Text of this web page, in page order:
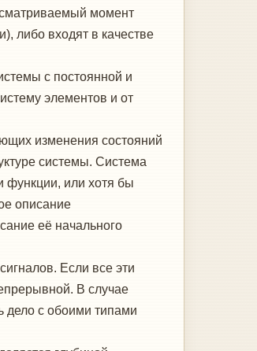
момент
либо входят в качестве
с постоянной и
элементов и от
изменения состояний
системы. Система
функции, или хотя бы
описание
её начального
Если все эти
В случае
дело с обоими типами